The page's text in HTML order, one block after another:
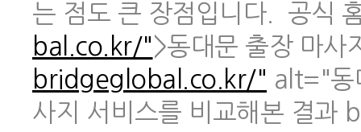
는 점도 큰 장점입니다. 공식
bal.co.kr/">동대문 출장 마
bridgeglobal.co.kr/" alt="동
사지 서비스를 비교해본 결과